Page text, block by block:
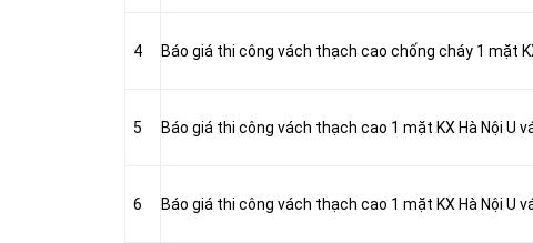
4 Báo giá thi công vách thạch cao chống cháy 1 mặt
5 Báo giá thi công vách thạch cao 1 mặt KX Hà Nội U
6 Báo giá thi công vách thạch cao 1 mặt KX Hà Nội U